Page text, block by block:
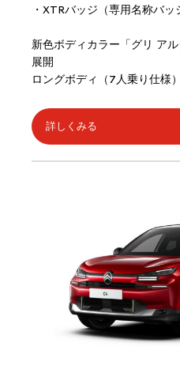
・XTRバッジ（専用名称バッ
新色ボディカラー「グリ ア
展開
ロングボディ（7人乗り仕様
詳しくみる